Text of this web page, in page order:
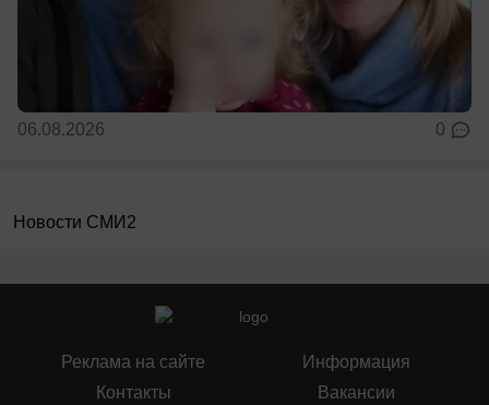
06.08.2026 0
Новости СМИ2
Реклама на сайте
Контакты
Информация
Вакансии